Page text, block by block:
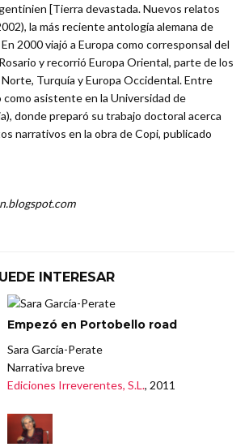
[Tierra devastada. Nuevos relatos
la más reciente antología alemana de
2000 viajó a Europa como corresponsal del
y recorrió Europa Oriental, parte de los
Turquía y Europa Occidental. Entre
como asistente en la Universidad de
donde preparó su trabajo doctoral acerca
narrativos en la obra de Copi, publicado
INTERESAR
Empezó en Portobello road
Sara García-Perate
Narrativa breve
Ediciones Irreverentes, S.L., 2011